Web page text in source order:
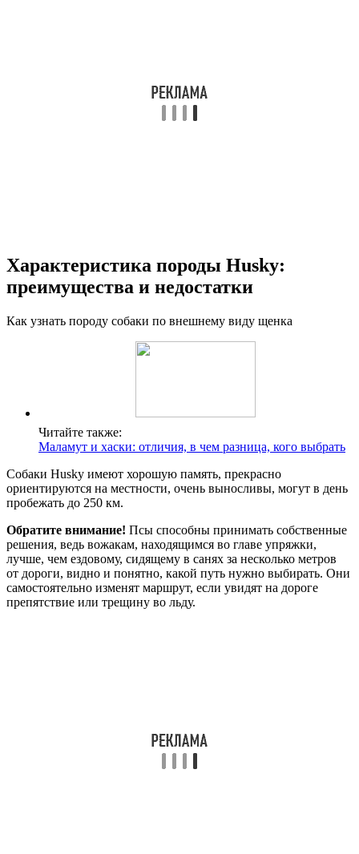
Характеристика породы Husky:
преимущества и недостатки
Как узнать породу собаки по внешнему виду щенка
Читайте также:
Маламут и хаски: отличия, в чем разница, кого выбрать
Собаки Husky имеют хорошую память, прекрасно
ориентируются на местности, очень выносливы, могут в день
пробежать до 250 км.
Обратите внимание! Псы способны принимать собственные
решения, ведь вожакам, находящимся во главе упряжки,
лучше, чем ездовому, сидящему в санях за несколько метров
от дороги, видно и понятно, какой путь нужно выбирать. Они
самостоятельно изменят маршрут, если увидят на дороге
препятствие или трещину во льду.